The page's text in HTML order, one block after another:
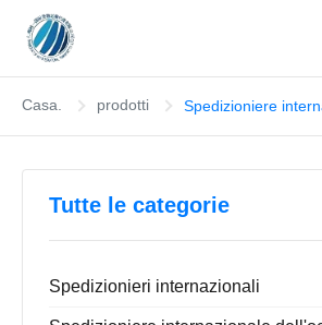
Casa. prodotti Spedizioniere
Tutte le categorie
Spedizionieri internazionali
Importazione dell'esportazione dello